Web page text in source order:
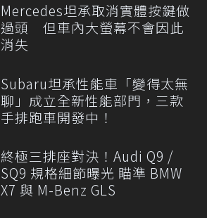
Mercedes坦承取消實體按鍵做
過頭 但車內大螢幕不會因此
消失
Subaru坦承性能車「變得太無
聊」成立全新性能部門，三款
手排跑車開發中！
終極三排座對決！Audi Q9 /
SQ9 規格細節曝光 瞄準 BMW
X7 與 M-Benz GLS